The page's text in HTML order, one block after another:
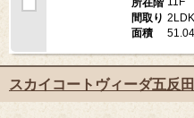
所在階 11F
間取り
面積
スカイコートヴィーダ五反